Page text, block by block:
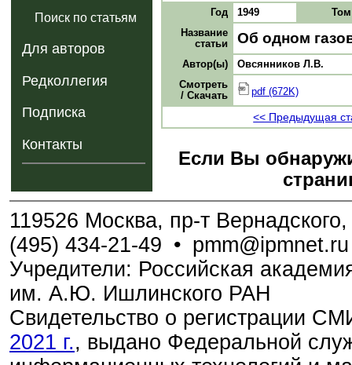
Поиск по статьям
Для авторов
Редколлегия
Подписка
Контакты
Год
1949
Том
Название
статьи
Об одном
Автор(ы)
Овсянников Л.В.
Смотреть
/ Скачать
pdf (672K)
<< Предыдущая
Если Вы
119526 Москва, пр-т
(495) 434-21-49 • pmm@ipmnet.ru
Учредители: Российская
им. А.Ю. Ишлинского РАН
Свидетельство о регистрации
2021 г., выдано Федеральной